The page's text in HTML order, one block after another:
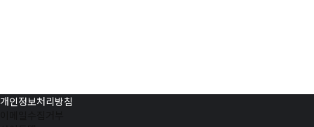
개인정보처리방침